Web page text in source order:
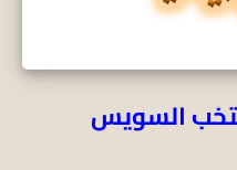
السويس